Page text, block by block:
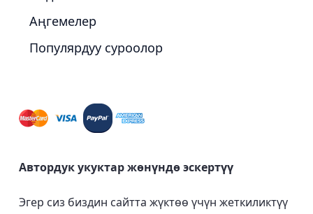
Аңгемелер
Популярдуу суроолор
Автордук укуктар жөнүндө эскертүү
Эгер сиз биздин сайтта жүктөө үчүн жеткиликтүү